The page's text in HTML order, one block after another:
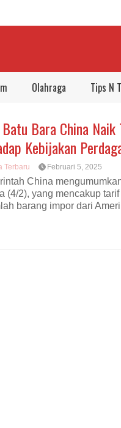
Olahraga Tips N
Bara China Naik
Kebijakan
Terbaru Februari 5, 2025
China
(4/2), yang mencakup
barang impor dari